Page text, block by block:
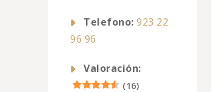
Telefono: 923 22
96 96
Valoración:
(16)